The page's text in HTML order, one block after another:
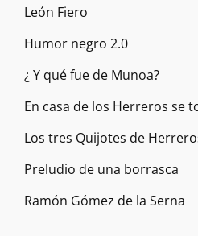
León Fiero
Humor negro 2.0
¿ Y qué fue de Munoa?
En casa de los Herreros se
Los tres Quijotes de
Preludio de una borrasca
Ramón Gómez de la Serna